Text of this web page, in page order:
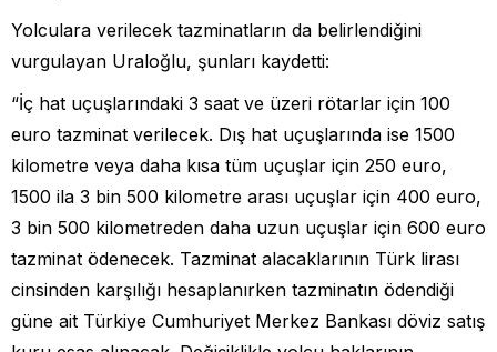
Yolculara verilecek tazminatların da belirlendiğini
vurgulayan Uraloğlu, şunları kaydetti:
“İç hat uçuşlarındaki 3 saat ve üzeri rötarlar için 100
euro tazminat verilecek. Dış hat uçuşlarında ise 1500
kilometre veya daha kısa tüm uçuşlar için 250 euro,
1500 ila 3 bin 500 kilometre arası uçuşlar için 400 euro,
3 bin 500 kilometreden daha uzun uçuşlar için 600 euro
tazminat ödenecek. Tazminat alacaklarının Türk lirası
cinsinden karşılığı hesaplanırken tazminatın ödendiği
güne ait Türkiye Cumhuriyet Merkez Bankası döviz satış